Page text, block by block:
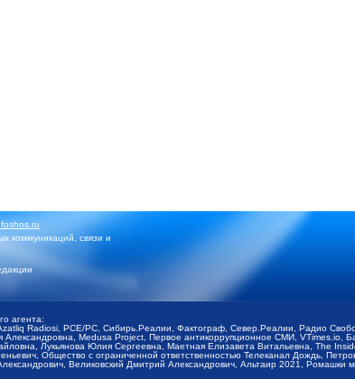
коммуникаций, связи и
агента:
Radiosi, PCE/PC, Сибирь.Реалии, Фактограф, Север.Реалии, Радио
Medusa Project, Первое антикоррупционное СМИ,
Лукьянова Юлия Сергеевна, Маетная Елизавета Витальевна, The
Общество с ограниченной ответственностью Телеканал Дождь,
Великовский Дмитрий Александрович, Альтаир 2021, Ромашки